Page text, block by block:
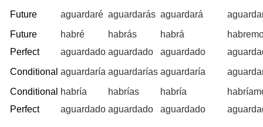
Future aguardaré aguardarás aguardará
Future
Perfect
habré
aguardado
habrás
aguardado
habrá
aguardado
Conditional aguardaría aguardarías aguardaría
Conditional
Perfect
habría
aguardado
habrías
aguardado
habría
aguardado